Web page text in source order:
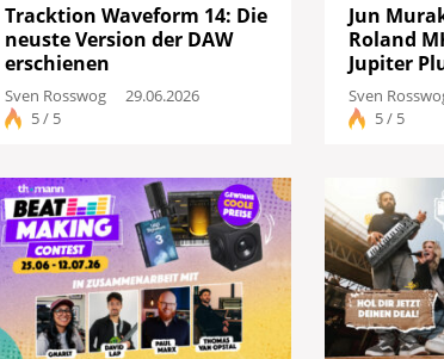
Tracktion Waveform 14: Die
neuste Version der DAW
erschienen
Sven Rosswog
29.06.2026
5 / 5
Jun
Roland
Jupiter
Sven
5 / 5